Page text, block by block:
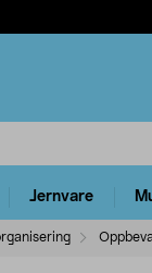
Jernvare